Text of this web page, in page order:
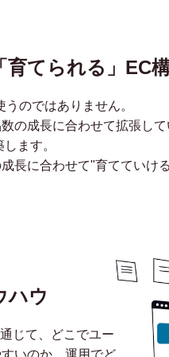
てられる」EC
のではありません。
の成長に合わせて拡張し
ます。
長に合わせて"育てていけ
ハウ
じて、どこでユー
いのか、運用でど